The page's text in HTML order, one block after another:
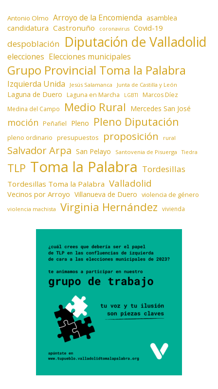
Antonio Olmo Arroyo de la Encomienda asamblea
candidatura Castronuño coronavirus Covid-19
despoblación Diputación de Valladolid
elecciones Elecciones municipales
Grupo Provincial Toma la Palabra
Izquierda Unida Jesús Salamanca Junta de Castilla y León
Laguna de Duero Laguna en Marcha LGBTI Marcos Díez
Medina del Campo Medio Rural Mercedes San José
moción Peñafiel Pleno Pleno Diputación
pleno ordinario presupuestos proposición rural
Salvador Arpa San Pelayo Santovenia de Pisuerga Tiedra
TLP Toma la Palabra Tordesillas
Tordesillas Toma la Palabra Valladolid
Vecinos por Arroyo Villanueva de Duero violencia de género
violencia machista Virginia Hernández vivienda